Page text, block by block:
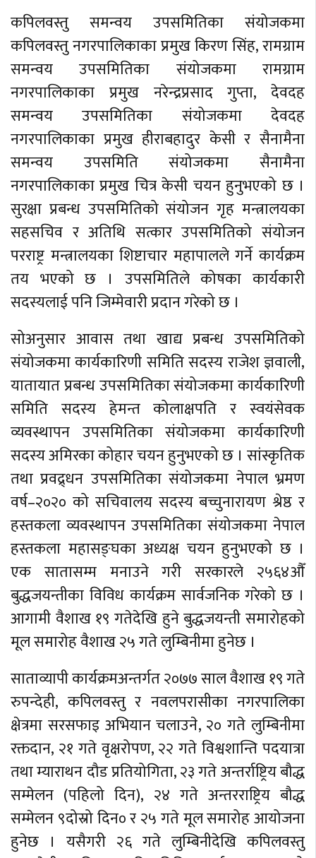
कपिलवस्तु समन्वय उपसमितिका संयोजकमा
कपिलवस्तु नगरपालिकाका प्रमुख किरण सिंह, रामग्राम
समन्वय उपसमितिका संयोजकमा रामग्राम
नगरपालिकाका प्रमुख नरेन्द्रप्रसाद गुप्ता, देवदह
समन्वय उपसमितिका संयोजकमा देवदह
नगरपालिकाका प्रमुख हीराबहादुर केसी र सैनामैना
समन्वय उपसमिति संयोजकमा सैनामैना
नगरपालिकाका प्रमुख चित्र केसी चयन हुनुभएको छ ।
सुरक्षा प्रबन्ध उपसमितिको संयोजन गृह मन्त्रालयका
सहसचिव र अतिथि सत्कार उपसमितिको संयोजन
परराष्ट्र मन्त्रालयका शिष्टाचार महापालले गर्ने कार्यक्रम
तय भएको छ । उपसमितिले कोषका कार्यकारी
सदस्यलाई पनि जिम्मेवारी प्रदान गरेको छ ।
सोअनुसार आवास तथा खाद्य प्रबन्ध उपसमितिको
संयोजकमा कार्यकारिणी समिति सदस्य राजेश ज्ञवाली,
यातायात प्रबन्ध उपसमितिका संयोजकमा कार्यकारिणी
समिति सदस्य हेमन्त कोलाक्षपति र स्वयंसेवक
व्यवस्थापन उपसमितिका संयोजकमा कार्यकारिणी
सदस्य अमिरका कोहार चयन हुनुभएको छ । सांस्कृतिक
तथा प्रवद्र्धन उपसमितिका संयोजकमा नेपाल भ्रमण
वर्ष–२०२० को सचिवालय सदस्य बच्चुनारायण श्रेष्ठ र
हस्तकला व्यवस्थापन उपसमितिका संयोजकमा नेपाल
हस्तकला महासङ्घका अध्यक्ष चयन हुनुभएको छ ।
एक सातासम्म मनाउने गरी सरकारले २५६४औँ
बुद्धजयन्तीका विविध कार्यक्रम सार्वजनिक गरेको छ ।
आगामी वैशाख १९ गतेदेखि हुने बुद्धजयन्ती समारोहको
मूल समारोह वैशाख २५ गते लुम्बिनीमा हुनेछ ।
साताव्यापी कार्यक्रमअन्तर्गत २०७७ साल वैशाख १९ गते
रुपन्देही, कपिलवस्तु र नवलपरासीका नगरपालिका
क्षेत्रमा सरसफाइ अभियान चलाउने, २० गते लुम्बिनीमा
रक्तदान, २१ गते वृक्षरोपण, २२ गते विश्वशान्ति पदयात्रा
तथा म्याराथन दौड प्रतियोगिता, २३ गते अन्तर्राष्ट्रिय बौद्ध
सम्मेलन (पहिलो दिन), २४ गते अन्तरराष्ट्रिय बौद्ध
सम्मेलन ९दोस्रो दिन० र २५ गते मूल समारोह आयोजना
हुनेछ । यसैगरी २६ गते लुम्बिनीदेखि कपिलवस्तु